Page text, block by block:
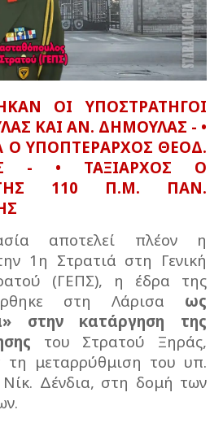
ΟΙ ΥΠΟΣΤΡΑΤΗΓΟΙ
ΚΑΙ ΑΝ. ΔΗΜΟΥΛΑΣ - •
Ο ΥΠΟΠΤΕΡΑΡΧΟΣ ΘΕΟΔ.
- • ΤΑΞΙΑΡΧΟΣ Ο
ΤΗΣ 110 Π.Μ. ΠΑΝ.
αποτελεί πλέον η
1η Στρατιά στη Γενική
(ΓΕΠΣ), η έδρα της
στη Λάρισα ως
στην κατάργηση της
του Στρατού Ξηράς,
μεταρρύθμιση του υπ.
Νίκ. Δένδια, στη δομή των